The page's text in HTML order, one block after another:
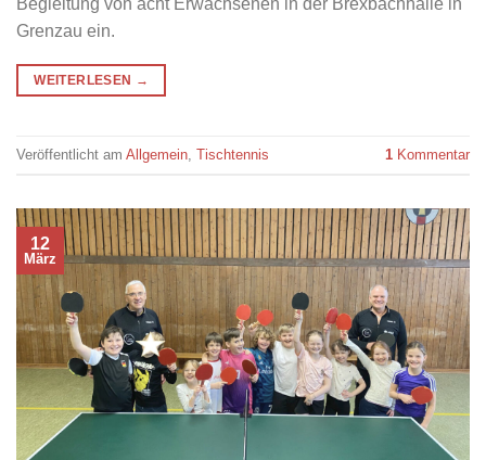
Begleitung von acht Erwachsenen in der Brexbachhalle in
Grenzau ein.
WEITERLESEN →
Veröffentlicht am Allgemein Tischtennis 1 Kommentar
12
März